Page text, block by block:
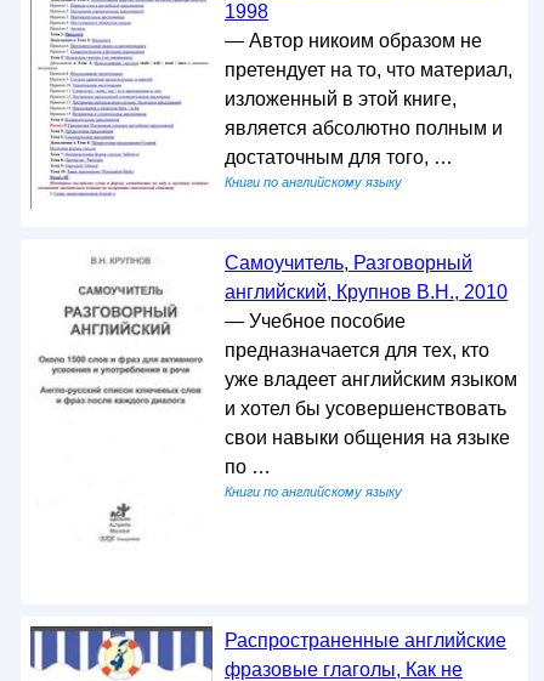
1998
— Автор никоим образом не
претендует на то, что материал,
изложенный в этой книге,
является абсолютно полным и
достаточным для того, …
Книги по английскому языку
Самоучитель, Разговорный
английский, Крупнов В.Н., 2010
— Учебное пособие
предназначается для тех, кто
уже владеет английским языком
и хотел бы усовершенствовать
свои навыки общения на языке
по …
Книги по английскому языку
Распространенные английские
фразовые глаголы, Как не